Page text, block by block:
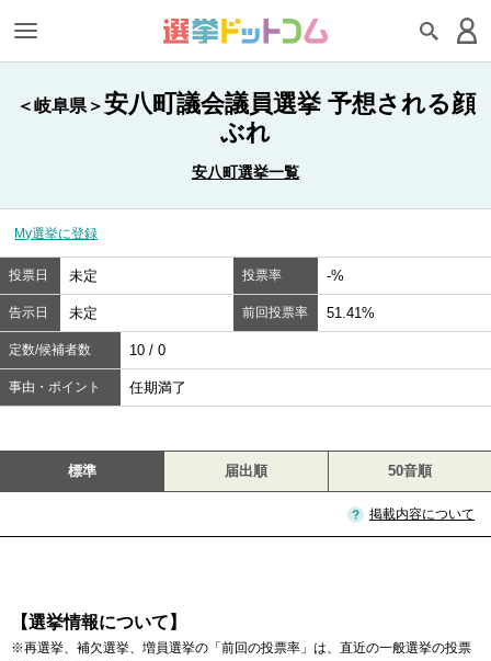
＜岐阜県＞安八町議会議員選挙 予想される顔
ぶれ
安八町選挙一覧
My選挙に登録
投票日 未定 投票率 -%
告示日 未定 前回投票率 51.41%
定数/候補者数 10 / 0
事由・ポイント 任期満了
標準 届出順 50音順
掲載内容について
【選挙情報について】
※再選挙、補欠選挙、増員選挙の「前回の投票率」は、直近の一般選挙の投票